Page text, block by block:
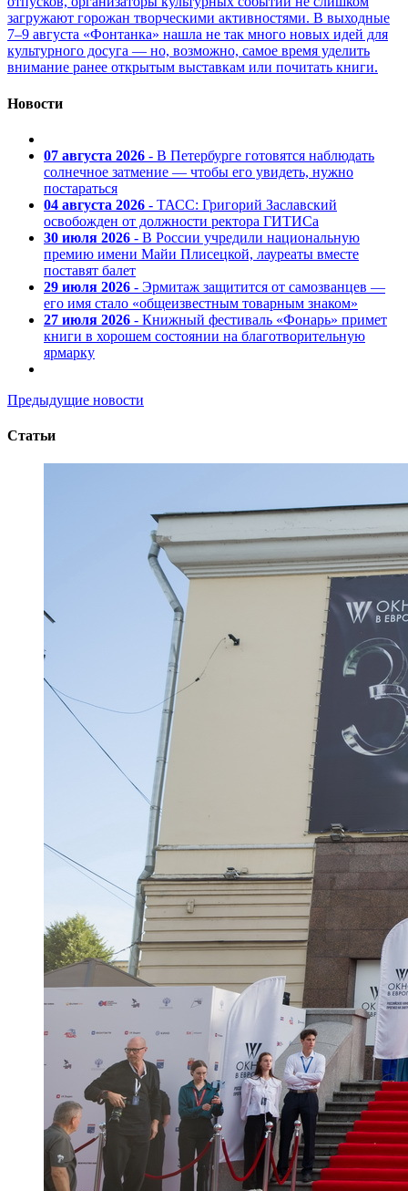
загружают горожан творческими активностями. В выходные
7–9 августа «Фонтанка» нашла не так много новых идей для
культурного досуга — но, возможно, самое время уделить
внимание ранее открытым выставкам или почитать книги.
Новости
07 августа 2026 - В Петербурге готовятся наблюдать
солнечное затмение — чтобы его увидеть, нужно
постараться
04 августа 2026 - ТАСС: Григорий Заславский
освобожден от должности ректора ГИТИСа
30 июля 2026 - В России учредили национальную
премию имени Майи Плисецкой, лауреаты вместе
поставят балет
29 июля 2026 - Эрмитаж защитится от самозванцев —
его имя стало «общеизвестным товарным знаком»
27 июля 2026 - Книжный фестиваль «Фонарь» примет
книги в хорошем состоянии на благотворительную
ярмарку
Предыдущие новости
Статьи